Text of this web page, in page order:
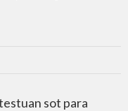
sot para